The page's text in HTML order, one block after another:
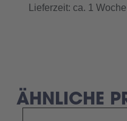
Lieferzeit: ca. 1 Woche
ÄHNLICHE